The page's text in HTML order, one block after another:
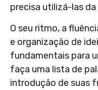
precisa utilizá-las
O seu ritmo, a
e organização de
fundamentais para
faça uma lista de
introdução de suas